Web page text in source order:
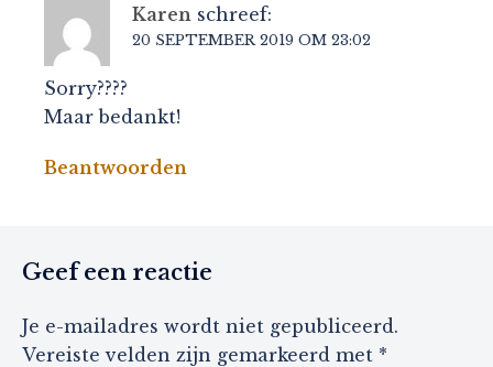
Karen schreef:
20 SEPTEMBER 2019 OM 23:02
Sorry????
Maar bedankt!
Beantwoorden
Geef een reactie
Je e-mailadres wordt niet gepubliceerd.
Vereiste velden zijn gemarkeerd met *